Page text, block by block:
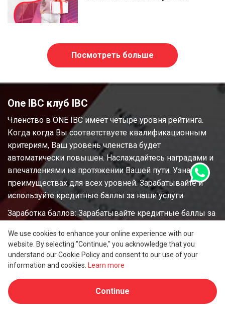
Посмотреть больше
One IBC клуб IBC
Членство в ONE IBC имеет четыре уровня рейтинга.
Когда когда Вы соответствуете квалификационным
критериям, Ваш уровень членства будет
автоматически повышен. Наслаждайтесь наградами и
впечатлениями на протяжении Вашей пути. Узнайте о
преимуществах для всех уровней. Зарабатывайте и
используйте кредитные баллы за наши услуги.
Заработка баллов: Зарабатывайте кредитные баллы за
кредитные баллы за каждый потраченный доллар
США.
Использование баллов: Используйте баллы прямо
на Ваш счет. 100 кредитных баллов = 1 доллар США.
Просмотреть все преимущества
We use cookies to enhance your online experience with our
website. By selecting "Continue," you acknowledge that you
understand our Cookie Policy and consent to our use of your
information and cookies.
Learn more
Continue